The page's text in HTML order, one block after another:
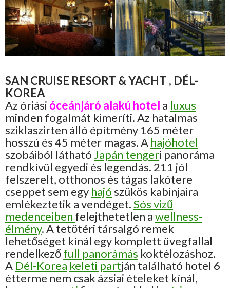
SAN CRUISE RESORT & YACHT , DÉL-
KOREA
Az óriási óceánjáró alakú hotel a luxus
minden fogalmát kimeríti. Az hatalmas
sziklaszirten álló építmény 165 méter
hosszú és 45 méter magas. A hajóhotel
szobáiból látható Japán tengeri panoráma
rendkívül egyedi és legendás. 211 jól
felszerelt, otthonos és tágas lakótere
cseppet sem egy hajó szűkös kabinjaira
emlékeztetik a vendéget.Sós vizű
medenceiben felejthetetlen awellness-
élmény. A tetőtéri társalgó remek
lehetőséget kínál egy komplett üvegfallal
rendelkezőfull panorámás koktélozáshoz.
A Dél-Korea keleti partján található hotel 6
étterme nem csak ázsiai ételeket kínál,